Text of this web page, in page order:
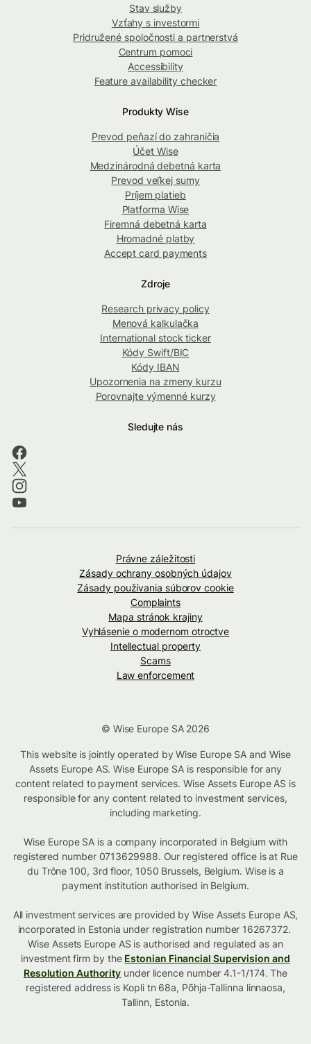
Stav služby
Vzťahy s investormi
Pridružené spoločnosti a partnerstvá
Centrum pomoci
Accessibility
Feature availability checker
Produkty Wise
Prevod peňazí do zahraničia
Účet Wise
Medzinárodná debetná karta
Prevod veľkej sumy
Príjem platieb
Platforma Wise
Firemná debetná karta
Hromadné platby
Accept card payments
Zdroje
Research privacy policy
Menová kalkulačka
International stock ticker
Kódy Swift/BIC
Kódy IBAN
Upozornenia na zmeny kurzu
Porovnajte výmenné kurzy
Sledujte nás
Právne záležitosti
Zásady ochrany osobných údajov
Zásady používania súborov cookie
Complaints
Mapa stránok krajiny
Vyhlásenie o modernom otroctve
Intellectual property
Scams
Law enforcement
© Wise Europe SA 2026
This website is jointly operated by Wise Europe SA and Wise
Assets Europe AS. Wise Europe SA is responsible for any
content related to payment services. Wise Assets Europe AS is
responsible for any content related to investment services,
including marketing.
Wise Europe SA is a company incorporated in Belgium with
registered number 0713629988. Our registered office is at Rue
du Trône 100, 3rd floor, 1050 Brussels, Belgium. Wise is a
payment institution authorised in Belgium.
All investment services are provided by Wise Assets Europe AS,
incorporated in Estonia under registration number 16267372.
Wise Assets Europe AS is authorised and regulated as an
investment firm by the Estonian Financial Supervision and
Resolution Authority under licence number 4.1-1/174. The
registered address is Kopli tn 68a, Põhja-Tallinna linnaosa,
Tallinn, Estonia.